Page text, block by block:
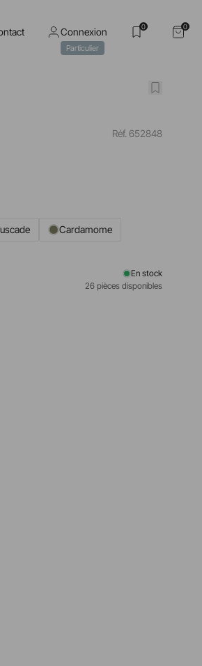
Connexion
Particulier
0 0
Réf. 652848
Cardamome
En stock
26 pièces disponibles